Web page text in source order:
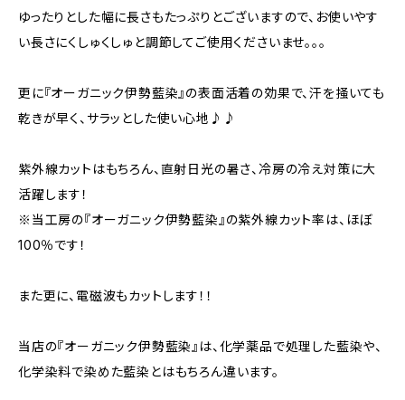
ゆったりとした幅に長さもたっぷりとございますので、お使いやす
い長さにくしゅくしゅと調節してご使用くださいませ。。。
更に『オーガニック伊勢藍染』の表面活着の効果で、汗を掻いても
乾きが早く、サラッとした使い心地♪♪
紫外線カットはもちろん、直射日光の暑さ、冷房の冷え対策に大
活躍します！
※当工房の『オーガニック伊勢藍染』の紫外線カット率は、ほぼ
100％です！
また更に、電磁波もカットします！！
当店の『オーガニック伊勢藍染』は、化学薬品で処理した藍染や、
化学染料で染めた藍染とはもちろん違います。